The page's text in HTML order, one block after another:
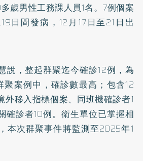
歲男性工務課人員1名。7例個案
日間發病，12月17日至21日出
說，整起群聚迄今確診12例，為
案例中，確診數最高；包含12
外移入指標個案、同班機確診者1
確診者10例。衛生單位已掌握相
本次群聚事件將監測至2025年1